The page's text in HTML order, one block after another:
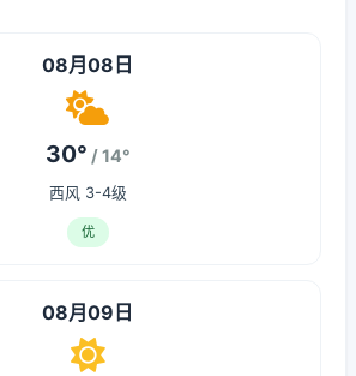
08月08日
30° / 14°
西风 3-4级
优
08月09日